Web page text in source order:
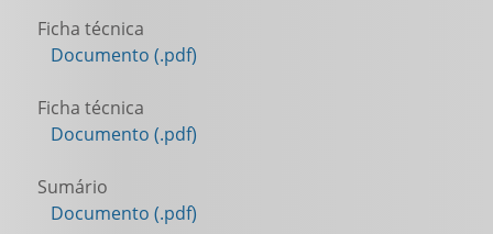
Ficha técnica
Documento (.pdf)
Ficha técnica
Documento (.pdf)
Sumário
Documento (.pdf)